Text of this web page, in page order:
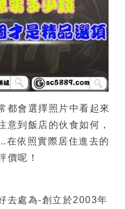
都會選擇照片中看起來
意到飯店的伙食如何，
在依照實際居住進去的
價呢！
去處為-創立於2003年